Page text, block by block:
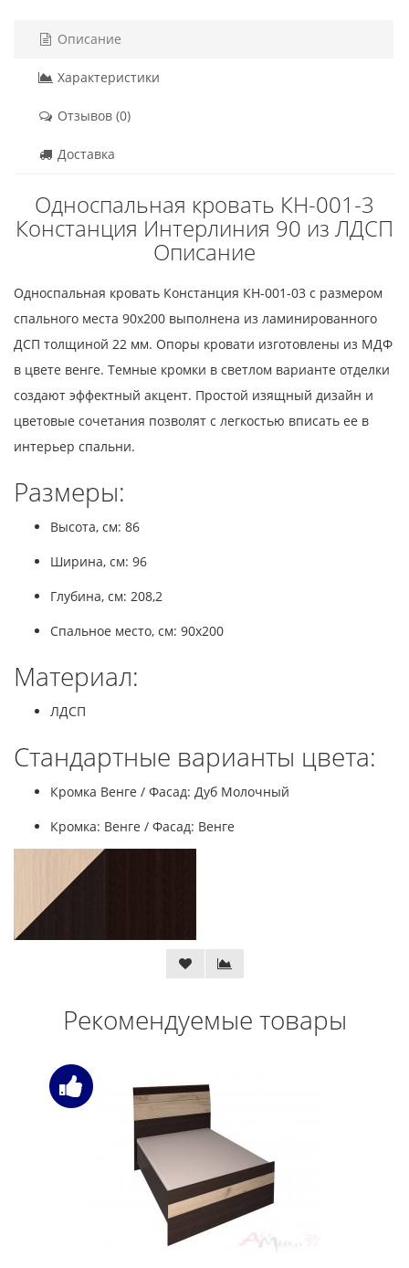
Описание
Характеристики
Отзывов (0)
Доставка
Односпальная кровать КН-001-3
Констанция Интерлиния 90 из ЛДСП
Описание
Односпальная кровать Констанция КН-001-03 с размером
спального места 90x200 выполнена из ламинированного
ДСП толщиной 22 мм. Опоры кровати изготовлены из МДФ
в цвете венге. Темные кромки в светлом варианте отделки
создают эффектный акцент. Простой изящный дизайн и
цветовые сочетания позволят с легкостью вписать ее в
интерьер спальни.
Размеры:
Высота, см: 86
Ширина, см: 96
Глубина, см: 208,2
Спальное место, см: 90x200
Материал:
ЛДСП
Стандартные варианты цвета:
Кромка Венге / Фасад: Дуб Молочный
Кромка: Венге / Фасад: Венге
Рекомендуемые товары